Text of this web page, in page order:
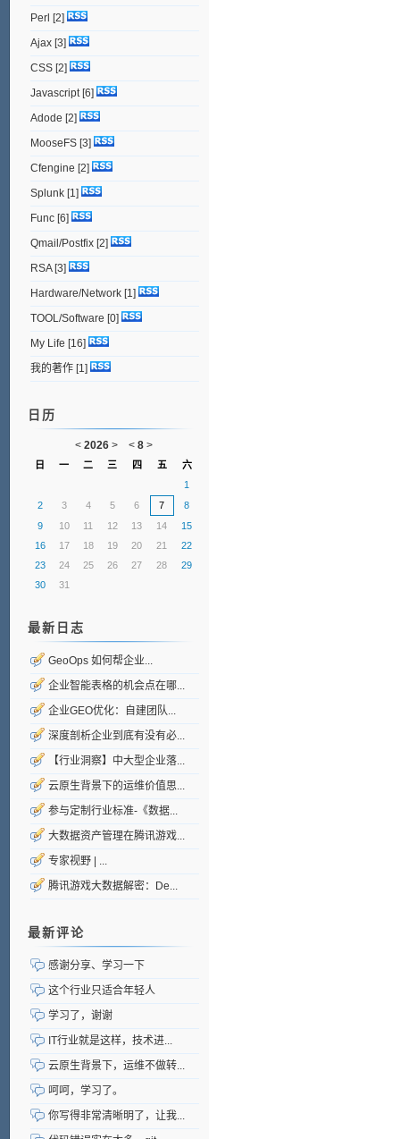
Perl [2]
Ajax[3]
CSS[2]
Javascript[6]
Adode [2]
MooseFS[3]
Cfengine [2]
Splunk[1]
Func[6]
Qmail/Postfix[2]
RSA[3]
Hardware/Network[1]
TOOL/Software [0]
My Life [16]
我的著作[1]
日历
< 2026 > < 8 >
日 一 二 三 四 五
六
1
2
3 4 5 6 7
8
9
10 11 12 13 14
15
16
17 18 19 20 21
22
23
24 25 26 27 28
29
30
31
最新日志
GeoOps 如何帮企业...
企业智能表格的机会点在哪...
企业GEO优化：自建团队...
深度剖析企业到底有没有必...
【行业洞察】中大型企业落...
云原生背景下的运维价值思...
参与定制行业标准-《数据...
大数据资产管理在腾讯游戏...
专家视野 | ...
腾讯游戏大数据解密：De...
最新评论
感谢分享、学习一下
这个行业只适合年轻人
学习了，谢谢
IT行业就是这样，技术进...
云原生背景下，运维不做转...
呵呵，学习了。
你写得非常清晰明了，让我...